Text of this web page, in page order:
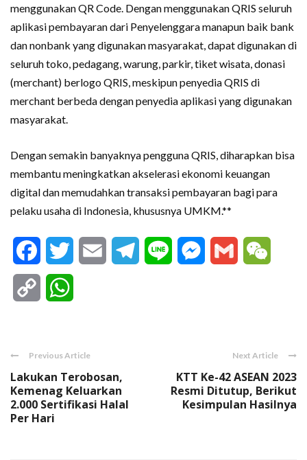
menggunakan QR Code. Dengan menggunakan QRIS seluruh
aplikasi pembayaran dari Penyelenggara manapun baik bank
dan nonbank yang digunakan masyarakat, dapat digunakan di
seluruh toko, pedagang, warung, parkir, tiket wisata, donasi
(merchant) berlogo QRIS, meskipun penyedia QRIS di
merchant berbeda dengan penyedia aplikasi yang digunakan
masyarakat.
Dengan semakin banyaknya pengguna QRIS, diharapkan bisa
membantu meningkatkan akselerasi ekonomi keuangan
digital dan memudahkan transaksi pembayaran bagi para
pelaku usaha di Indonesia, khususnya UMKM.**
FacebookTwitter Email Telegram
Line Messenger
Gmail
Copy
Previous Article
Lakukan Terobosan,
Kemenag Keluarkan
2.000 Sertifikasi Halal
Per Hari
Next Article
KTT Ke-42 ASEAN 2023
Resmi Ditutup, Berikut
Kesimpulan Hasilnya